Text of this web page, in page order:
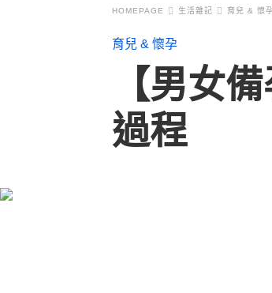
HOMEPAGE 生活雜記 育兒 & 懷
育兒 & 懷孕
【男女
過程